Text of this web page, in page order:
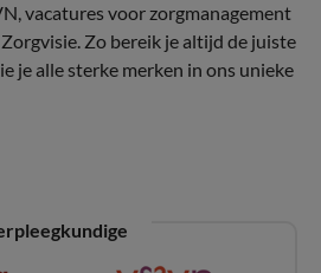
vacatures voor zorgmanagement
Zo bereik je altijd de juiste
je alle sterke merken in ons unieke